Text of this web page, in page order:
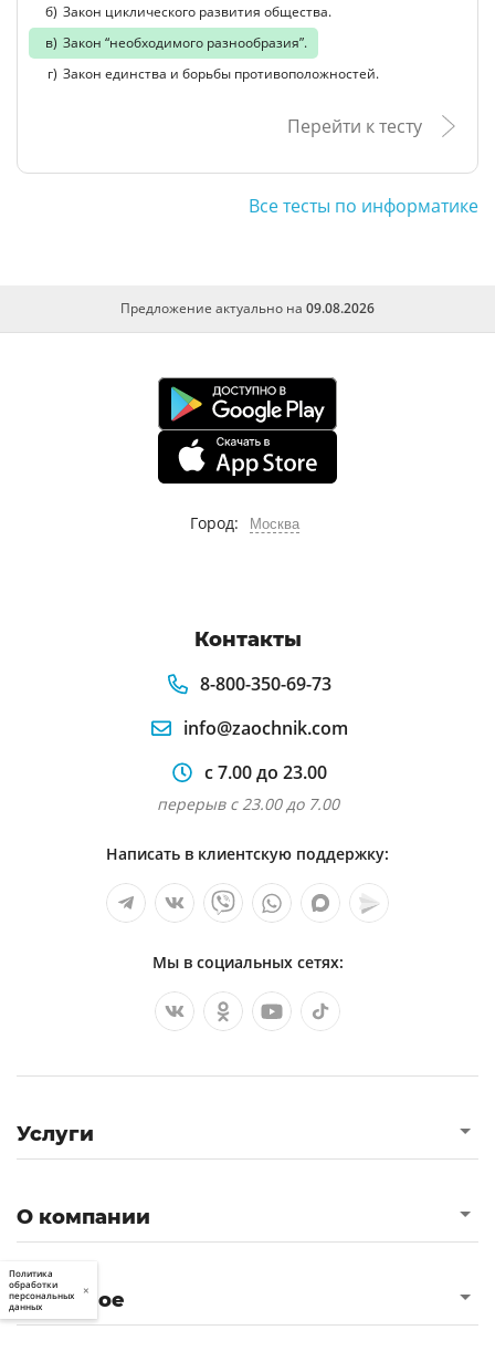
Закон циклического развития общества.
Закон “необходимого разнообразия”.
Закон единства и борьбы противоположностей.
Перейти к тесту
Все тесты по информатике
Предложение актуально на 09.08.2026
Город: Москва
Контакты
8-800-350-69-73
info@zaochnik.com
с 7.00 до 23.00
перерыв с 23.00 до 7.00
Написать в клиентскую поддержку:
Мы в социальных сетях:
Услуги
О компании
Полезное
Политика
обработки
персональных
данных
×